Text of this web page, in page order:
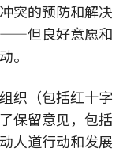
突的预防和解决
——但良好意愿和
。
织（包括红十字
保留意见，包括
人道行动和发展